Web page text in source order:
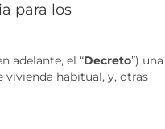
para los
adelante, el “Decreto”) una
vivienda habitual, y, otras